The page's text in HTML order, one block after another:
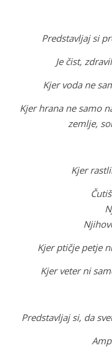
Predstavljaj si
Je čist,
Kjer voda ne
Kjer hrana ne samo
zemlje,
Kjer
Kjer ptičje petje
Kjer veter ni
Predstavljaj si, da